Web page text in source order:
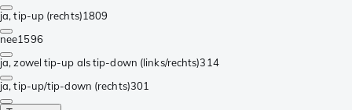
ja, tip-up (rechts)1809
nee1596
ja, zowel tip-up als tip-down (links/rechts)314
ja, tip-up/tip-down (rechts)301